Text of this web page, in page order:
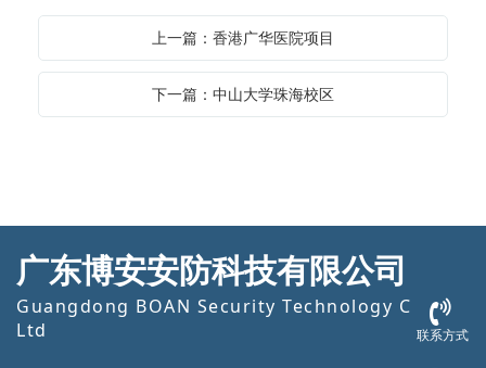
上一篇：香港广华医院项目
下一篇：中山大学珠海校区
广东博安安防科技有限公司
Guangdong BOAN Security Technology Co.,
Ltd
联系方式